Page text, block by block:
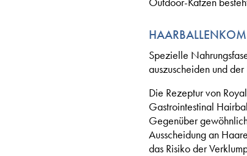
Spezielle
auszuscheiden und
Die Rezeptur von
Gastrointestinal
Gegenüber
Ausscheidung an
das Risiko der